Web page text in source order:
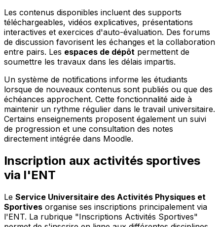
Les contenus disponibles incluent des supports
téléchargeables, vidéos explicatives, présentations
interactives et exercices d'auto-évaluation. Des forums
de discussion favorisent les échanges et la collaboration
entre pairs. Les espaces de dépôt permettent de
soumettre les travaux dans les délais impartis.
Un système de notifications informe les étudiants
lorsque de nouveaux contenus sont publiés ou que des
échéances approchent. Cette fonctionnalité aide à
maintenir un rythme régulier dans le travail universitaire.
Certains enseignements proposent également un suivi
de progression et une consultation des notes
directement intégrée dans Moodle.
Inscription aux activités sportives
via l'ENT
Le Service Universitaire des Activités Physiques et
Sportives organise ses inscriptions principalement via
l'ENT. La rubrique "Inscriptions Activités Sportives"